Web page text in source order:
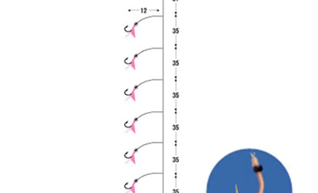
５．嚴禁一人註冊多個帳號或使用他人資訊註冊。若發現惡意使用之情形，
恩沛科技股份有限公司將有權停止該用戶之使用額度並採取法律行動。
國家/地區配送(**下單前請私訊客服確認實際運費(運費另